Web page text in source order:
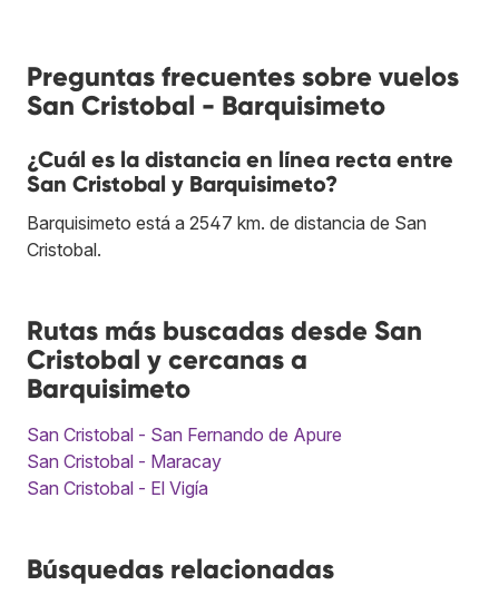
Preguntas frecuentes sobre vuelos
San Cristobal - Barquisimeto
¿Cuál es la distancia en línea recta entre
San Cristobal y Barquisimeto?
Barquisimeto está a 2547 km. de distancia de San
Cristobal.
Rutas más buscadas desde San
Cristobal y cercanas a
Barquisimeto
San Cristobal - San Fernando de Apure
San Cristobal - Maracay
San Cristobal - El Vigía
Búsquedas relacionadas